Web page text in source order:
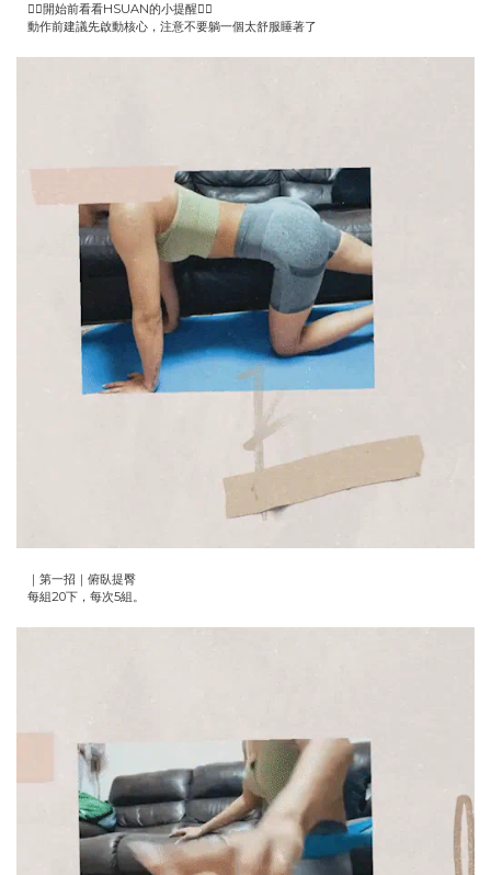
👇🏻開始前看看HSUAN的小提醒👇🏻
動作前建議先啟動核心，注意不要躺一個太舒服睡著了
｜第一招｜俯臥提臀
每組20下，每次5組。